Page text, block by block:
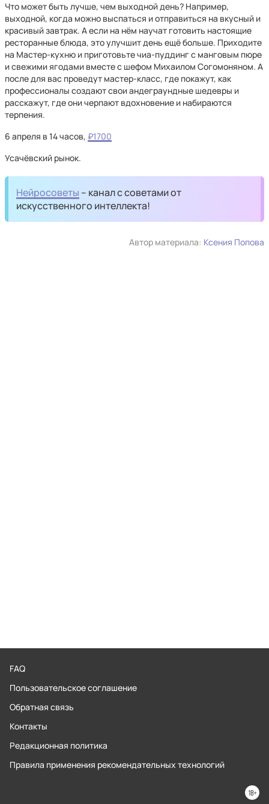
Что может быть лучше, чем выходной день? Например,
выходной, когда можно выспаться и отправиться на вкусный и
красивый завтрак. А если на нём научат готовить настоящие
ресторанные блюда, это улучшит день ещё больше. Приходите
на Мастер-кухню и приготовьте чиа-пуддинг с манговым пюре
и свежими ягодами вместе c шефом Михаилом Согомоняном. А
после для вас проведут мастер-класс, где покажут, как
профессионалы создают свои андеграундные шедевры и
расскажут, где они черпают вдохновение и набираются
терпения.
6 апреля в 14 часов, ₽1700
Усачёвский рынок.
Нейросоветы – канал с советами от
искусственного интеллекта!
Автор материала: Ксения Попова
FAQ
Пользовательское соглашение
Обратная связь
Контакты
Редакционная политика
Правила применения рекомендательных технологий